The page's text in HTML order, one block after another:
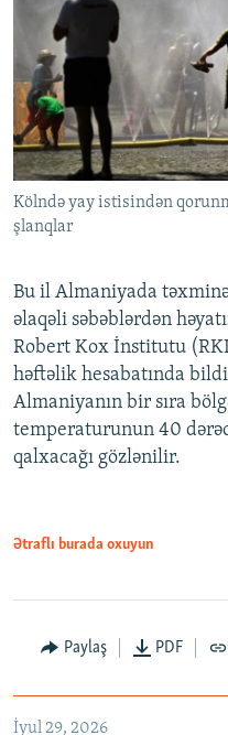
Kölndə yay istisindən
şlanqlar
Bu il Almaniyada
əlaqəli səbəblərdən
Robert Kox İnstitutu
həftəlik hesabatında
Almaniyanın bir sıra
temperaturunun 40
qalxacağı gözlənilir.
Ətraflı burada oxuyun
Paylaş PDF
İyul 29, 2026